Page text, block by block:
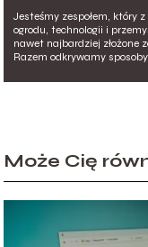
Jesteśmy zespołem, który
ogrodu, technologii i
nawet najbardziej złożone
Razem odkrywamy
Może Cię